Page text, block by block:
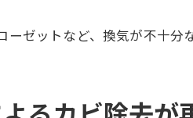
ーゼットなど、換気が不十